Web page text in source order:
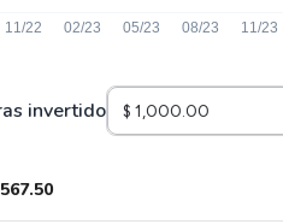
invertido